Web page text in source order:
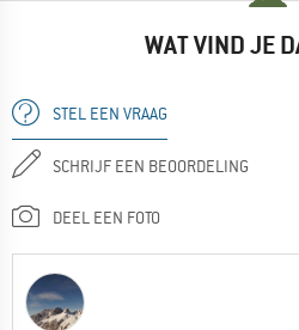
WAT VIND JE
STEL EEN VRAAG
SCHRIJF EEN BEOORDELING
DEEL EEN FOTO